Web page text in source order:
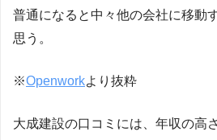
普通になると中々他の会社に移動
思う。
※Openworkより抜粋
大成建設の口コミには、年収の高